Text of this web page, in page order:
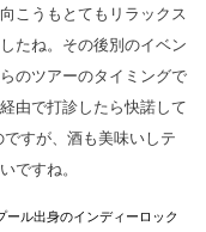
こうもとてもリラックス
たね。その後別のイベン
のツアーのタイミングで
由で打診したら快諾して
すが、酒も美味いしテ
ですね。
ル出身のインディーロック